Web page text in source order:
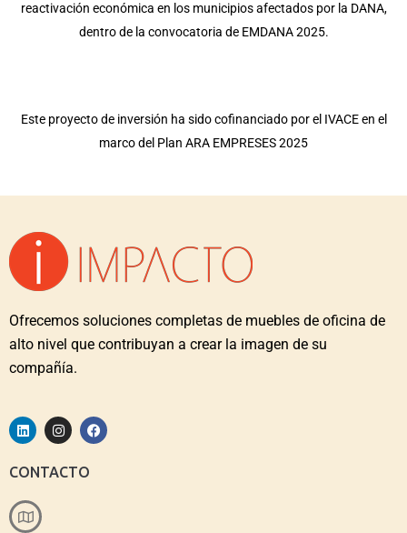
reactivación económica en los municipios afectados por la DANA,
dentro de la convocatoria de EMDANA 2025.
Este proyecto de inversión ha sido cofinanciado por el IVACE en el
marco del Plan ARA EMPRESES 2025
Ofrecemos soluciones completas de muebles de oficina de
alto nivel que contribuyan a crear la imagen de su
compañía.
CONTACTO